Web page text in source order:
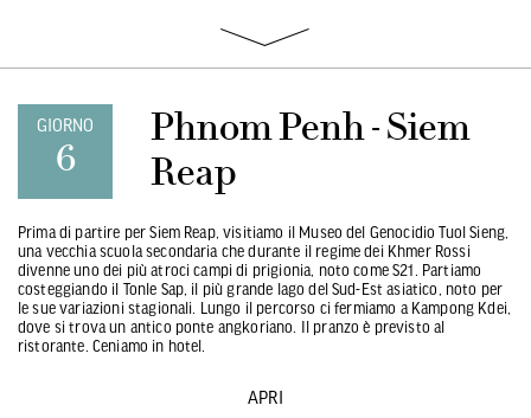
GIORNO
6
Phnom Penh - Siem
Reap
Prima di partire per Siem Reap, visitiamo il Museo del Genocidio Tuol Sieng,
una vecchia scuola secondaria che durante il regime dei Khmer Rossi
divenne uno dei più atroci campi di prigionia, noto come S21. Partiamo
costeggiando il Tonle Sap, il più grande lago del Sud-Est asiatico, noto per
le sue variazioni stagionali. Lungo il percorso ci fermiamo a Kampong Kdei,
dove si trova un antico ponte angkoriano. Il pranzo è previsto al
ristorante. Ceniamo in hotel.
APRI